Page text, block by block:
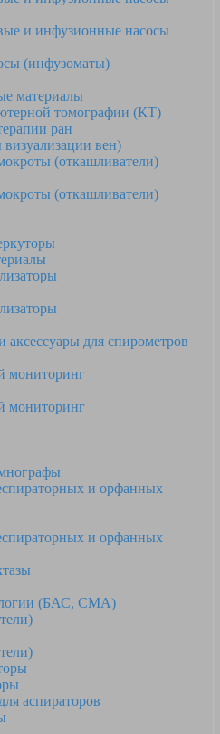
и инфузионные насосы
(инфузоматы)
материалы
томографии (КТ)
ран
вен)
(откашливатели)
(откашливатели)
аксессуары для спирометров
мониторинг
мониторинг
и орфанных
и орфанных
(БАС, СМА)
аспираторов